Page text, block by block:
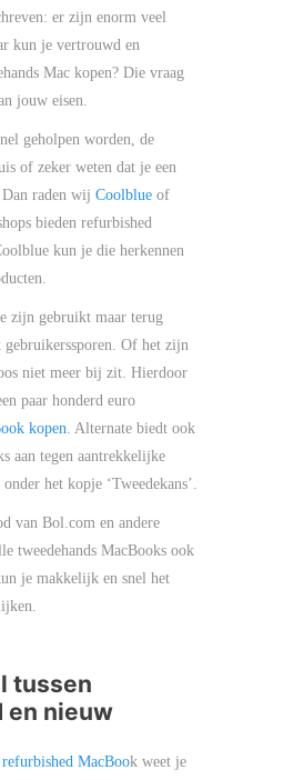
er zijn enorm veel
kun je vertrouwd en
Mac kopen? Die vraag
jouw eisen.
geholpen worden, de
of zeker weten dat je een
raden wij Coolblue of
bieden refurbished
kun je die herkennen
zijn gebruikt maar terug
gebruikerssporen. Of het zijn
niet meer bij zit. Hierdoor
paar honderd euro
kopen. Alternate biedt ook
aan tegen aantrekkelijke
het kopje ‘Tweedekans’.
van Bol.com en andere
tweedehands MacBooks ook
je makkelijk en snel het
tussen
en nieuw
refurbished MacBook weet je